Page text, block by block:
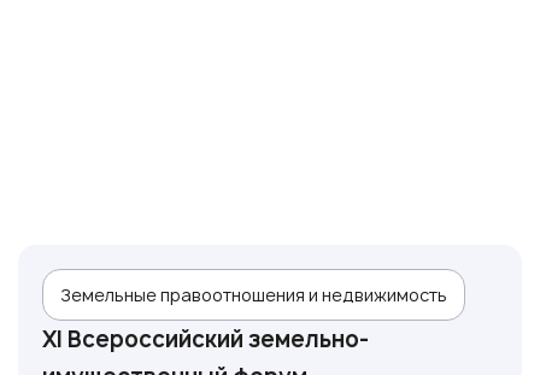
Земельные правоотношения и недвижимость
XI Всероссийский земельно-